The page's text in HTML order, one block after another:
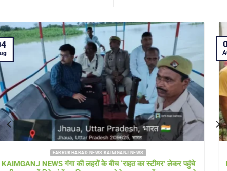
FARRUKHABAD NEWS UTTAR PRADESH
Farrukhabad news बाढ़ राहत शिविर में ‘हेल्थ अलर्ट’! सीएमओ खुद पहुंचे,
04